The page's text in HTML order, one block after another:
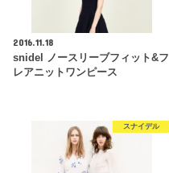
2016.11.18
snidel ノースリーブフィット&フ
レアニットワンピース
スナイデル